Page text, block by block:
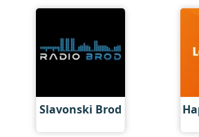
Slavonski Brod